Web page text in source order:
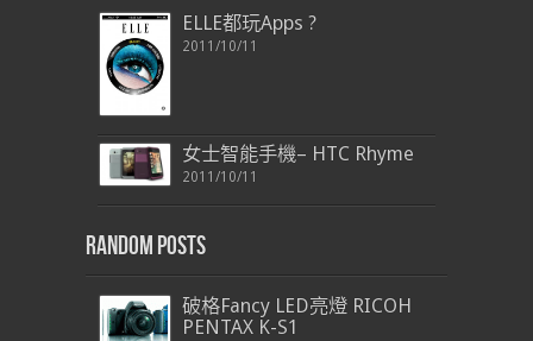
ELLE都玩Apps ?
2011/10/11
女士智能手機– HTC Rhyme
2011/10/11
Random Posts
破格Fancy LED亮燈 RICOH
PENTAX K-S1